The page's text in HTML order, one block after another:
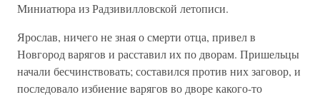
Миниатюра из Радзивилловской летописи.
Ярослав, ничего не зная о смерти отца, привел в
Новгород варягов и расставил их по дворам. Пришельцы
начали бесчинствовать; составился против них заговор, и
последовало избиение варягов во дворе какого-то